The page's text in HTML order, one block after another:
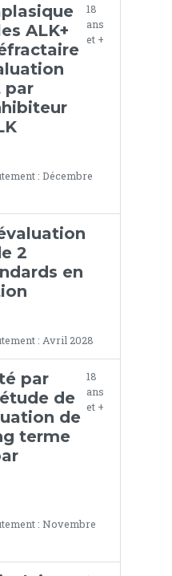
ALK+
par
18
ans
et +
: Décembre
2
en
: Avril 2028
par
de
de
terme
18
ans
et +
: Novembre